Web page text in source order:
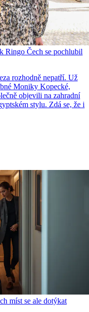
Ringo Čech se pochlubil
rozhodně nepatří. Už
Moniky Kopecké,
objevili na zahradní
stylu. Zdá se, že i
míst se ale dotýkat